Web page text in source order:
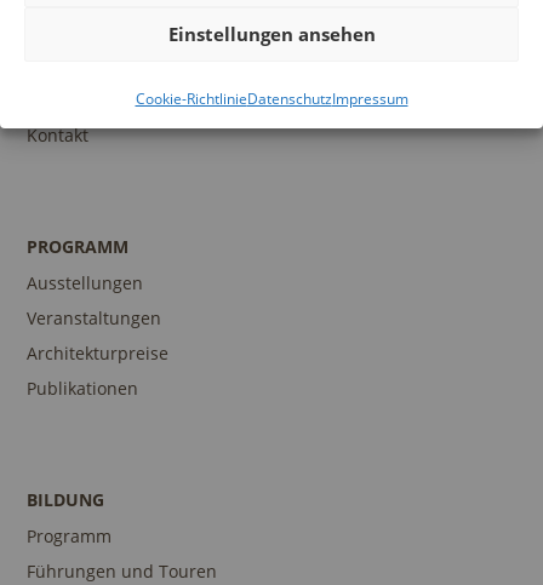
Einstellungen ansehen
Cookie-RichtlinieDatenschutzImpressum
Infos und Services
Museumsshop
Kontakt
PROGRAMM
Ausstellungen
Veranstaltungen
Architekturpreise
Publikationen
BILDUNG
Programm
Führungen und Touren